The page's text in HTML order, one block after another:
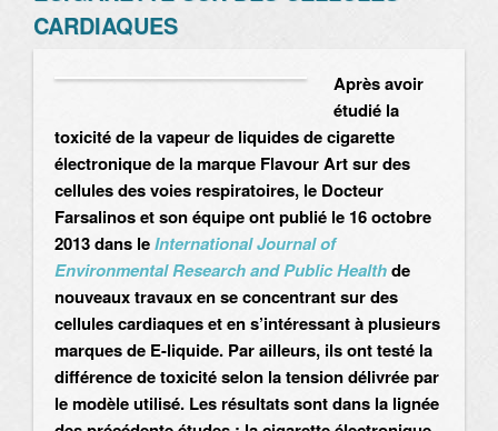
CARDIAQUES
Après avoir
étudié la
toxicité de la vapeur de liquides de cigarette
électronique de la marque Flavour Art sur des
cellules des voies respiratoires, le Docteur
Farsalinos et son équipe ont publié le 16 octobre
2013 dans leInternational Journal of
Environmental Research and Public Healthde
nouveaux travaux en se concentrant sur des
cellules cardiaques et en s’intéressant à plusieurs
marques de E-liquide. Par ailleurs, ils ont testé la
différence de toxicité selon la tension délivrée par
le modèle utilisé. Les résultats sont dans la lignée